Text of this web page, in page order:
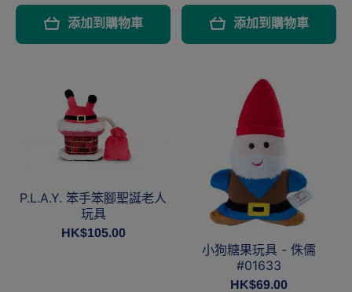
添加到購物車 添加到購物車
P.L.A.Y. 笨手笨腳聖誕老人
玩具
HK$105.00
小狗糖果玩具 - 侏儒
#01633
HK$69.00